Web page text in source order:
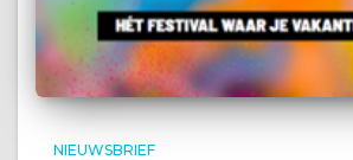
NIEUWSBRIEF